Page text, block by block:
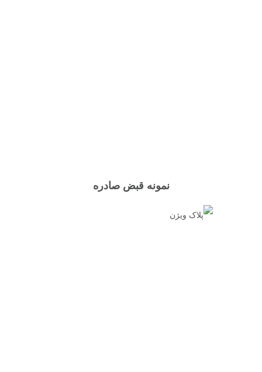
نمونه قبض صادره